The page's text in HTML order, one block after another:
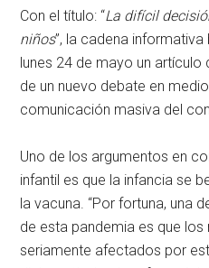
Con el título: “La difícil
niños”, la cadena informativa
lunes 24 de mayo un
de un nuevo debate en
comunicación masiva del
Uno de los argumentos en
infantil es que la infancia se
la vacuna. “Por fortuna, una
de esta pandemia es que los
seriamente afectados por